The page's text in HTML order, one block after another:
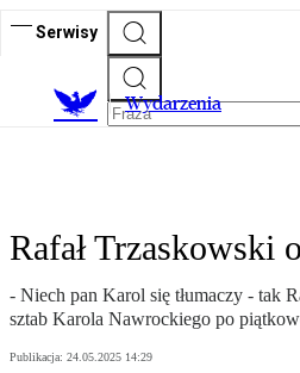
Serwisy
Wydarzenia
Rafał Trzaskowski
- Niech pan Karol się tłumaczy - tak
sztab Karola Nawrockiego po
Publikacja: 24.05.2025 14:29